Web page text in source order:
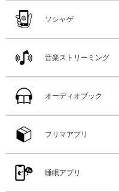
ソシャゲ
音楽ストリーミング
オーディオブック
フリマアプリ
睡眠アプリ